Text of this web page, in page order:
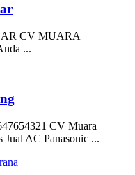
CV MUARA
...
CV Muara
Jual AC Panasonic ...